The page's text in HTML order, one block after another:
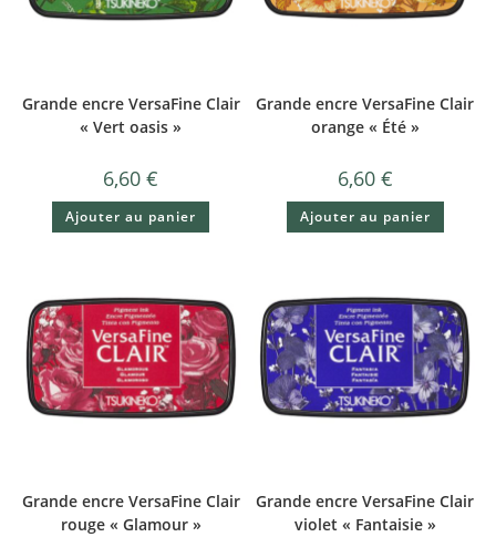
Grande encre VersaFine Clair
« Vert oasis »
6,60€
Ajouter au panier
Grande encre VersaFine Clair
orange « Été »
6,60 €
Ajouter au panier
Grande encre VersaFine Clair
rouge « Glamour »
Grande encre VersaFine Clair
violet « Fantaisie »